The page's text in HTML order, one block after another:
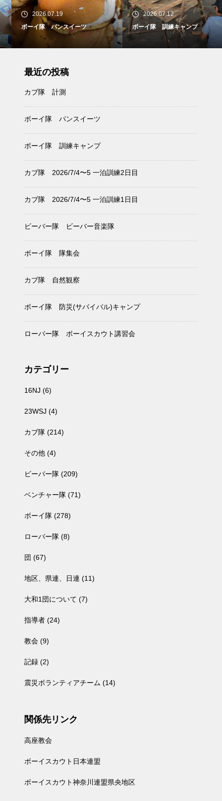
2026.07.19
ボーイ隊 パンスイーツ
2026.07.12
ボーイ隊 訓練キャンプ
最近の投稿
カブ隊 計測
ボーイ隊 パンスイーツ
ボーイ隊 訓練キャンプ
カブ隊 2026/7/4〜5 一泊訓練2日目
カブ隊 2026/7/4〜5 一泊訓練1日目
ビーバー隊 ビーバー音楽隊
ボーイ隊 隊集会
カブ隊 自然観察
ボーイ隊 防災(サバイバル)キャンプ
ローバー隊 ボーイスカウト講習会
カテゴリー
16NJ (6)
23WSJ (4)
カブ隊 (214)
その他 (4)
ビーバー隊 (209)
ベンチャー隊 (71)
ボーイ隊 (278)
ローバー隊 (8)
団 (67)
地区、県連、日連 (11)
大和1団について (7)
指導者 (24)
教会 (9)
記録 (2)
震災ボランティアチーム (14)
関係先リンク
高座教会
ボーイスカウト日本連盟
ボーイスカウト神奈川連盟県央地区